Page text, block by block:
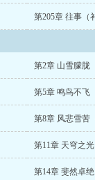
孔雀吗欠两三金晋江
没有白孔雀? 你有白孔
白孔雀有多少只 你有孔
你有白孔雀吗林斐然
白孔雀吗欠金三两请假
白孔雀吗讲的什么 你
新章节 你有白孔雀
雀多吗 你有白孔雀吗
说免费阅读 你有白孔
免费阅读 你有白孔雀
第205章 往事（
第2章 山雪朦胧
第5章 鸣鸟不飞
第8章 风悲雪苦
第11章 天穹之光
第14章 斐然卓绝